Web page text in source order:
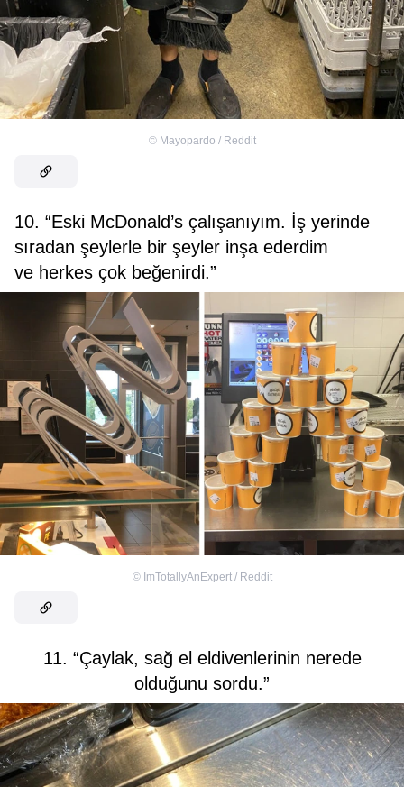
© Mayopardo / Reddit
10. “Eski McDonald’s çalışanıyım. İş yerinde
sıradan şeylerle bir şeyler inşa ederdim
ve herkes çok beğenirdi.”
© ImTotallyAnExpert / Reddit
11. “Çaylak, sağ el eldivenlerinin nerede
olduğunu sordu.”